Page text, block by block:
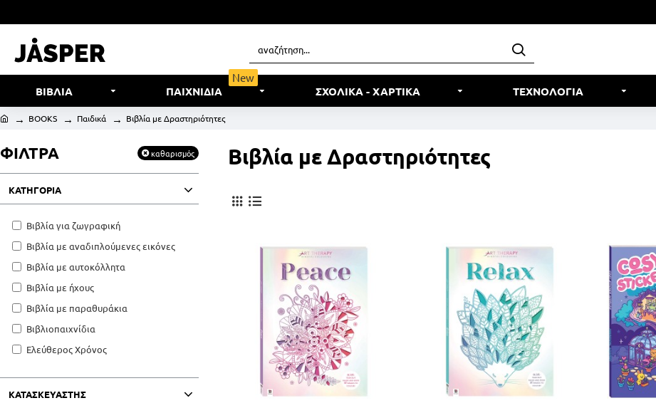
ΒΙΒΛΙΑ ΠΑΙΧΝΙΔΙΑ
New
ΣΧΟΛΙΚΑ - ΧΑΡΤΙΚΑ ΤΕΧΝΟΛΟΓΙΑ
BOOKS Παιδικά Βιβλία με Δραστηριότητες
ΦΙΛΤΡΑ καθαρισμός
ΚΑΤΗΓΟΡΙΑ
Βιβλία για ζωγραφική
Βιβλία με αναδιπλούμενες εικόνες
Βιβλία με αυτοκόλλητα
Βιβλία με ήχους
Βιβλία με παραθυράκια
Βιβλιοπαιχνίδια
Ελεύθερος Χρόνος
ΚΑΤΑΣΚΕΥΑΣΤΗΣ
Βιβλία με Δραστηριότητες